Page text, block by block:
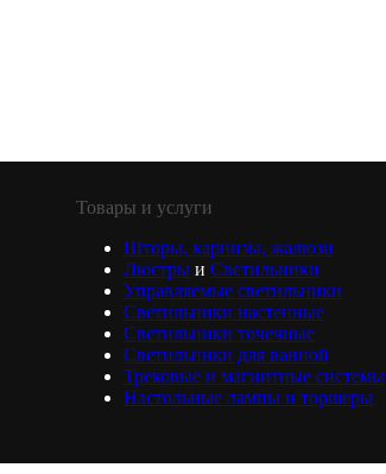
Товары и услуги
Шторы, карнизы, жалюзи
Люстры и Светильники
Управляемые светильники
Светильники настенные
Светильники точечные
Светильники для ванной
Трековые и магнитные системы
Настольные лампы и торшеры